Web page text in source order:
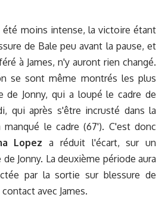
été moins intense, la victoire étant
de Bale peu avant la pause, et
à James, n'y auront rien changé.
se sont même montrés les plus
de Jonny, qui a loupé le cadre de
qui après s'être incrusté dans la
manqué le cadre (67'). C'est donc
Lopez a réduit l'écart, sur un
Jonny. La deuxième période aura
par la sortie sur blessure de
avec James.